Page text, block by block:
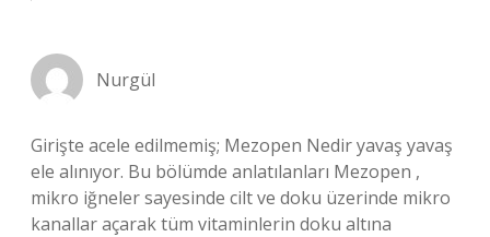
Nurgül
Girişte acele edilmemiş; Mezopen Nedir yavaş yavaş
ele alınıyor. Bu bölümde anlatılanları Mezopen ,
mikro iğneler sayesinde cilt ve doku üzerinde mikro
kanallar açarak tüm vitaminlerin doku altına